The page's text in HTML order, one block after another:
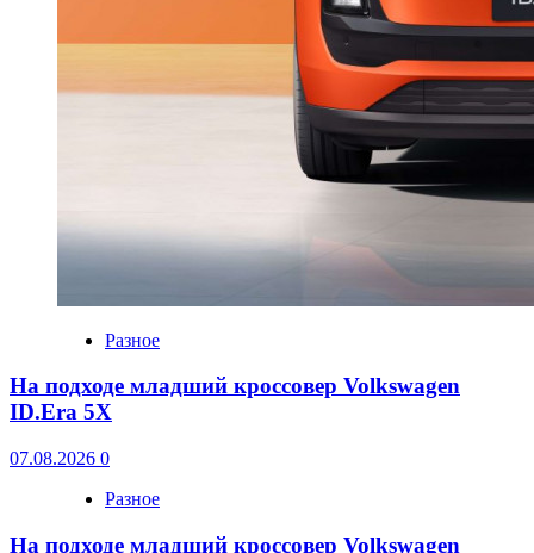
Разное
На подходе младший кроссовер Volkswagen
ID.Era 5X
07.08.2026 0
Разное
На подходе младший кроссовер Volkswagen